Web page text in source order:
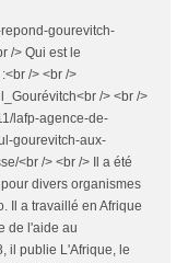
gourevitch-
/> Qui est le
/> <br />
/> <br />
lafp-agence-de-
gourevitch-aux-
<br /> <br /> Il a été
divers organismes
Il a travaillé en Afrique
de l'aide au
il publie L'Afrique, le